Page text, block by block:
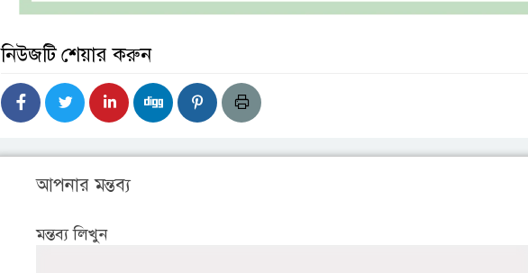
নিউজটি শেয়ার করুন
আপনার মন্তব্য
মন্তব্য লিখুন